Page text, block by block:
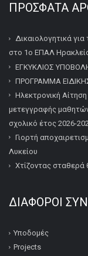
ΠΡΌΣΦΑΤΑ
Δικαιολογητικά
στο 1ο ΕΠΑΛ
ΕΓΚΥΚΛΙΟΣ
ΠΡΟΓΡΑΜΜΑ
Ηλεκτρονική
μετεγγραφής
σχολικό έτος 2026-
Γιορτή
Λυκείου
Χτίζοντας σταθερά
ΔΙΆΦΟΡΟΙ
Υποδομές
Projects